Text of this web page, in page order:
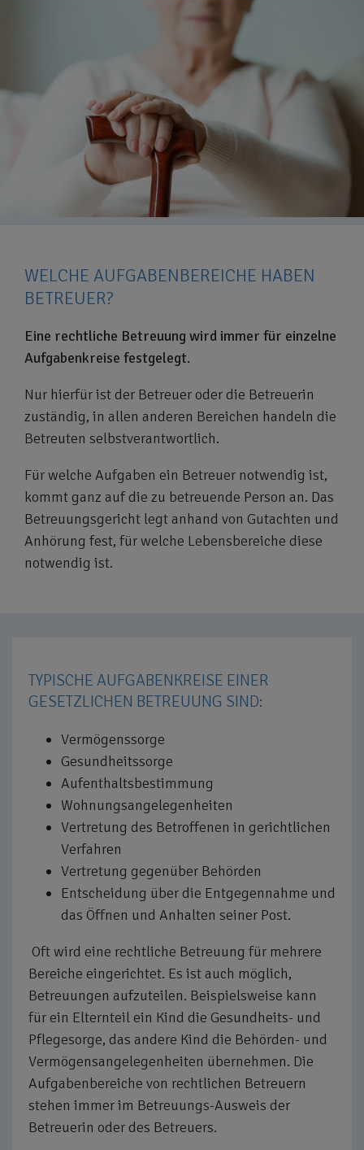
WELCHE AUFGABENBEREICHE HABEN
BETREUER?
Eine rechtliche Betreuung wird immer für einzelne
Aufgabenkreise festgelegt.
Nur hierfür ist der Betreuer oder die Betreuerin
zuständig, in allen anderen Bereichen handeln die
Betreuten selbstverantwortlich.
Für welche Aufgaben ein Betreuer notwendig ist,
kommt ganz auf die zu betreuende Person an. Das
Betreuungsgericht legt anhand von Gutachten und
Anhörung fest, für welche Lebensbereiche diese
notwendig ist.
TYPISCHE AUFGABENKREISE EINER
GESETZLICHEN BETREUUNG SIND:
Vermögenssorge
Gesundheitssorge
Aufenthaltsbestimmung
Wohnungsangelegenheiten
Vertretung des Betroffenen in gerichtlichen
Verfahren
Vertretung gegenüber Behörden
Entscheidung über die Entgegennahme und
das Öffnen und Anhalten seiner Post.
Oft wird eine rechtliche Betreuung für mehrere
Bereiche eingerichtet. Es ist auch möglich,
Betreuungen aufzuteilen. Beispielsweise kann
für ein Elternteil ein Kind die Gesundheits- und
Pflegesorge, das andere Kind die Behörden- und
Vermögensangelegenheiten übernehmen. Die
Aufgabenbereiche von rechtlichen Betreuern
stehen immer im Betreuungs-Ausweis der
Betreuerin oder des Betreuers.